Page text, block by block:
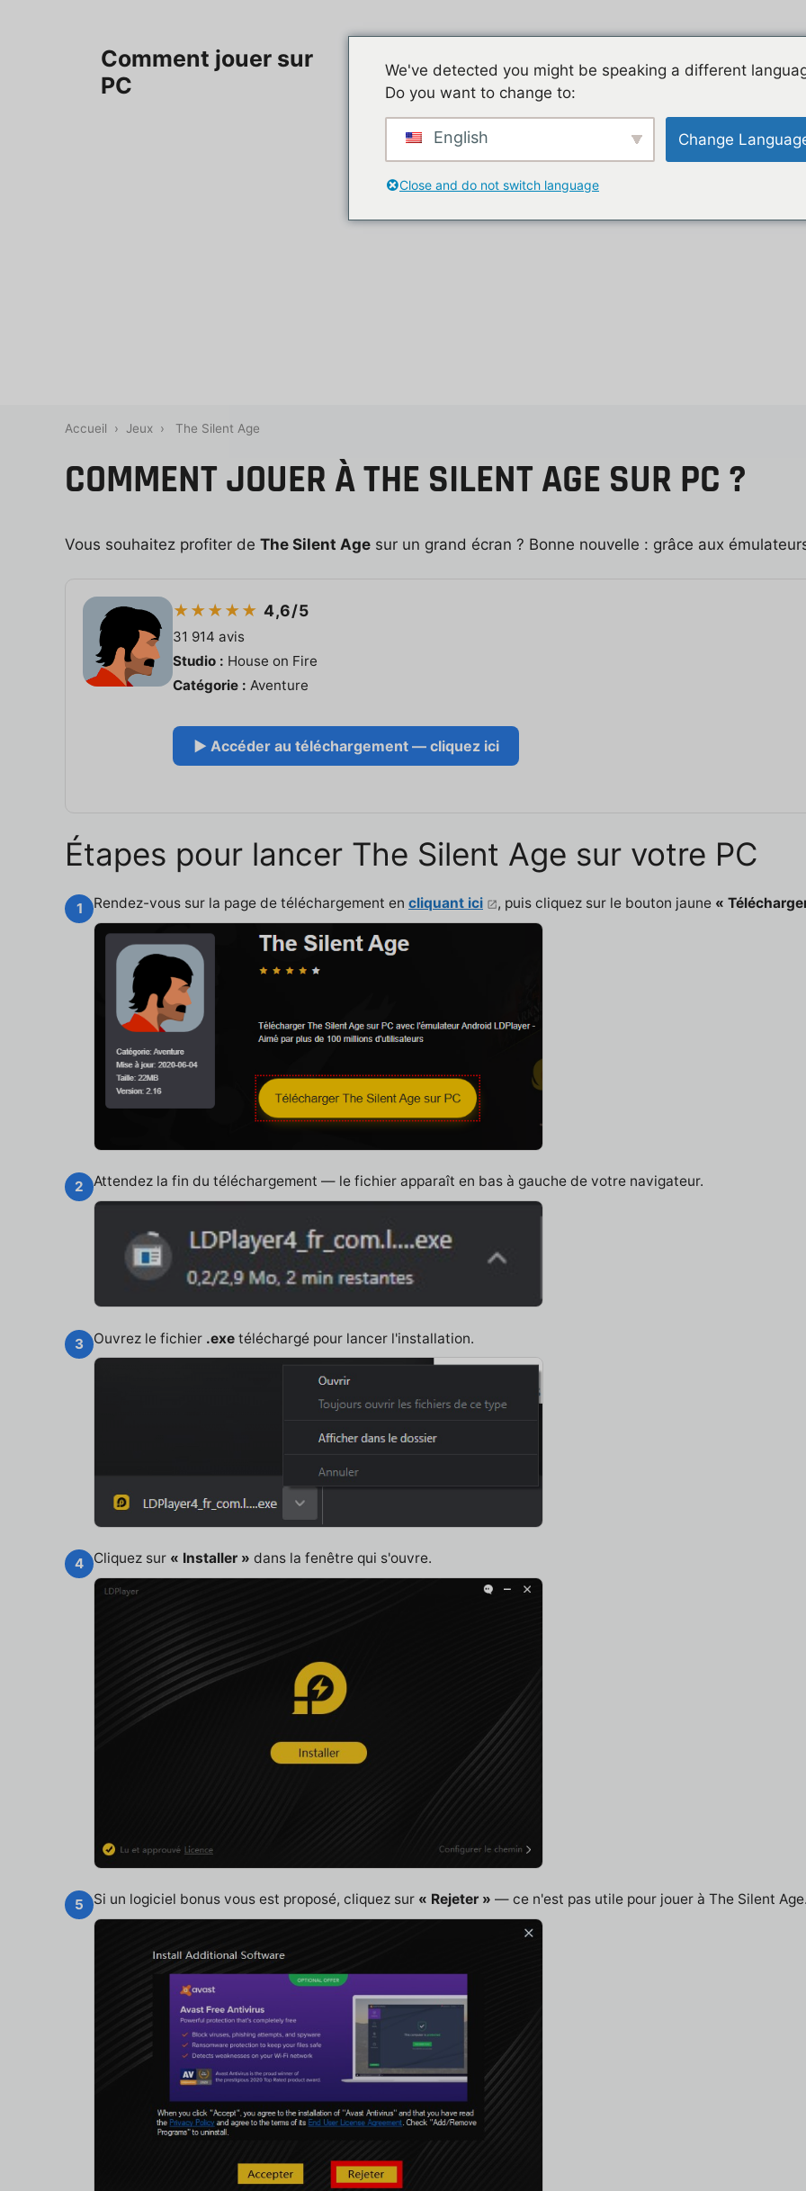
Comment jouer sur
PC
Contact
Accueil › Jeux › The Silent Age
COMMENT JOUER À THE SILENT AGE SUR PC ?
Vous souhaitez profiter de The Silent Age sur un grand écran ? Bonne nouvelle : grâce aux
★★★★★4,6/5
31 914 avis
Studio : House on Fire
Catégorie : Aventure
▶ Accéder au téléchargement — cliquez ici
Étapes pour lancer The Silent Age sur votre PC
1 Rendez-vous sur la page de téléchargement en cliquant ici , puis cliquez sur le bouton jaune «
2 Attendez la fin du téléchargement — le fichier apparaît en bas à gauche de votre navigateur.
3 Ouvrez le fichier .exe téléchargé pour lancer l'installation.
4 Cliquez sur « Installer » dans la fenêtre qui s'ouvre.
5 Si un logiciel bonus vous est proposé, cliquez sur « Rejeter » — ce n'est pas utile pour jouer à The Silent
We've detected you might be speaking a different
Do you want to change to:
English Change
Close and do not switch language